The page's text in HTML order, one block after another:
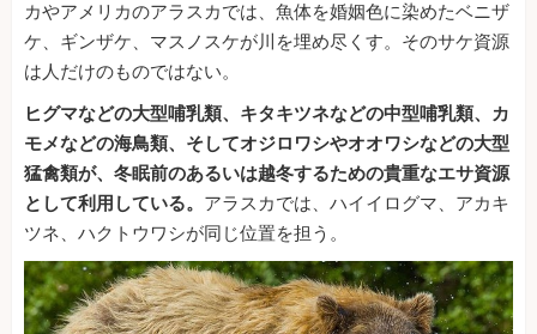
カやアメリカのアラスカでは、魚体を婚姻色に染めたベニザ
ケ、ギンザケ、マスノスケが川を埋め尽くす。そのサケ資源
は人だけのものではない。
ヒグマなどの大型哺乳類、キタキツネなどの中型哺乳類、カ
モメなどの海鳥類、そしてオジロワシやオオワシなどの大型
猛禽類が、冬眠前のあるいは越冬するための貴重なエサ資源
として利用している。 アラスカでは、ハイイログマ、アカキ
ツネ、ハクトウワシが同じ位置を担う。